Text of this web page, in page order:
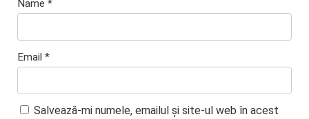
Name *
Email *
Salvează-mi numele, emailul și site-ul web în acest